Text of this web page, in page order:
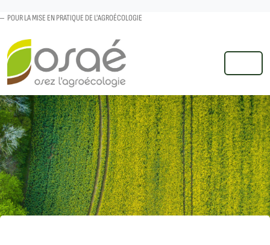
POUR LA MISE EN PRATIQUE DE L'AGROÉCOLOGIE
MENU